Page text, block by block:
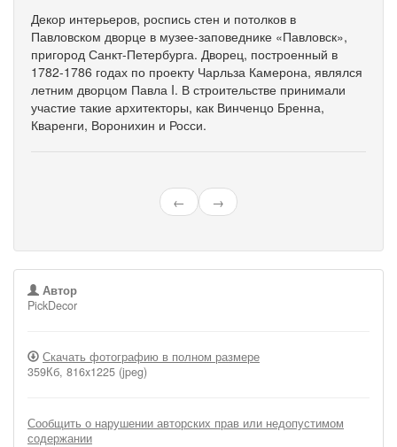
Декор интерьеров, роспись стен и потолков в
Павловском дворце в музее-заповеднике «Павловск»,
пригород Санкт-Петербурга. Дворец, построенный в
1782-1786 годах по проекту Чарльза Камерона, являлся
летним дворцом Павла I. В строительстве принимали
участие такие архитекторы, как Винченцо Бренна,
Кваренги, Воронихин и Росси.
← →
Автор
PickDecor
Скачать фотографию в полном размере
359Кб, 816x1225 (jpeg)
Сообщить о нарушении авторских прав или недопустимом
содержании